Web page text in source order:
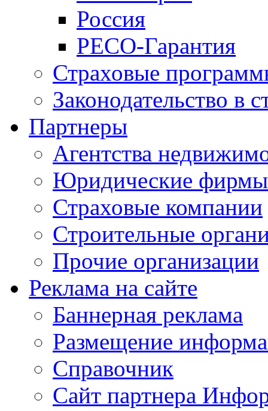
Россия
РЕСО-Гарантия
Страховые
Законодательство в
Партнеры
Агентства
Юридические фирмы
Страховые компании
Строительные
Прочие организации
Реклама на сайте
Баннерная реклама
Размещение
Справочник
Сайт партнера